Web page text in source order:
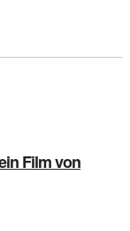
Film von